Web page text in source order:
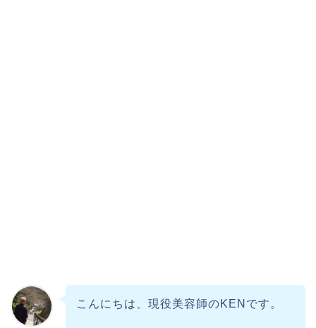
こんにちは、現役美容師のKENです。